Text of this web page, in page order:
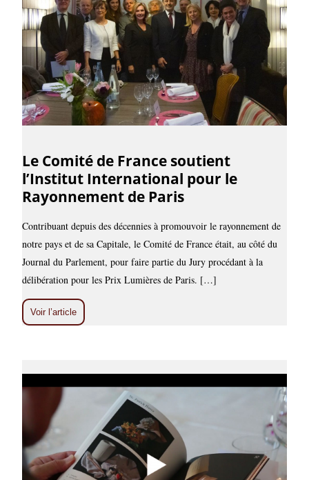
Le Comité de France soutient
l’Institut International pour le
Rayonnement de Paris
Contribuant depuis des décennies à promouvoir le rayonnement de
notre pays et de sa Capitale, le Comité de France était, au côté du
Journal du Parlement, pour faire partie du Jury procédant à la
délibération pour les Prix Lumières de Paris. […]
Voir l’article